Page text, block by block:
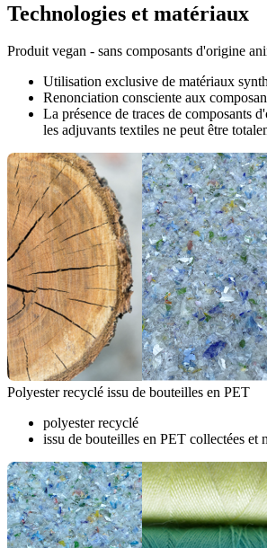
Technologies et matériaux
Produit vegan - sans composants d'origine
Utilisation exclusive de matériaux
Renonciation consciente aux
La présence de traces de composants
les adjuvants textiles ne peut être
Polyester recyclé issu de bouteilles en PET
polyester recyclé
issu de bouteilles en PET collectées et